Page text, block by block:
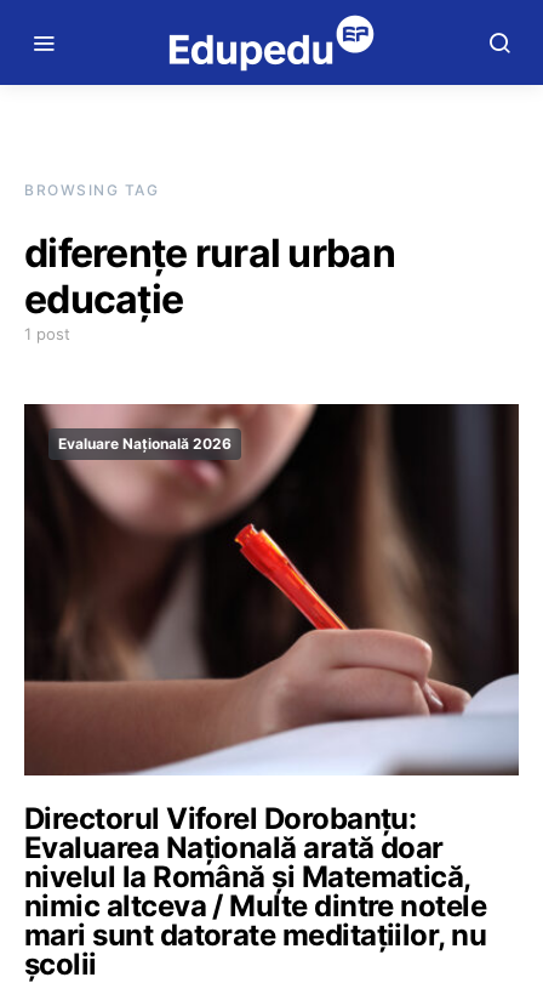
BROWSING TAG
diferențe rural urban
educație
1 post
Evaluare Națională 2026
Directorul Viforel Dorobanțu:
Evaluarea Națională arată doar
nivelul la Română și Matematică,
nimic altceva / Multe dintre notele
mari sunt datorate meditațiilor, nu
școlii